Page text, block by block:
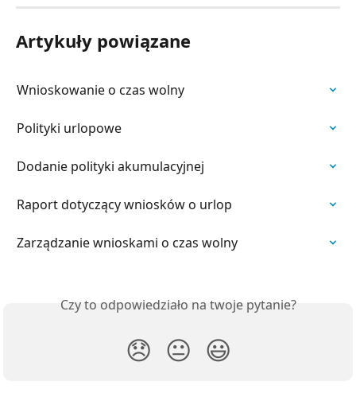
Artykuły powiązane
Wnioskowanie o czas wolny
Polityki urlopowe
Dodanie polityki akumulacyjnej
Raport dotyczący wniosków o urlop
Zarządzanie wnioskami o czas wolny
Czy to odpowiedziało na twoje pytanie?
😞 😐 😃